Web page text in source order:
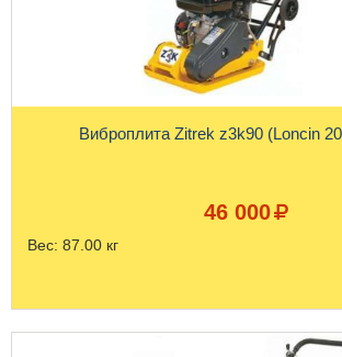
Виброплита Zitrek z3k90 (Loncin
46 000
Вес: 87.00 кг